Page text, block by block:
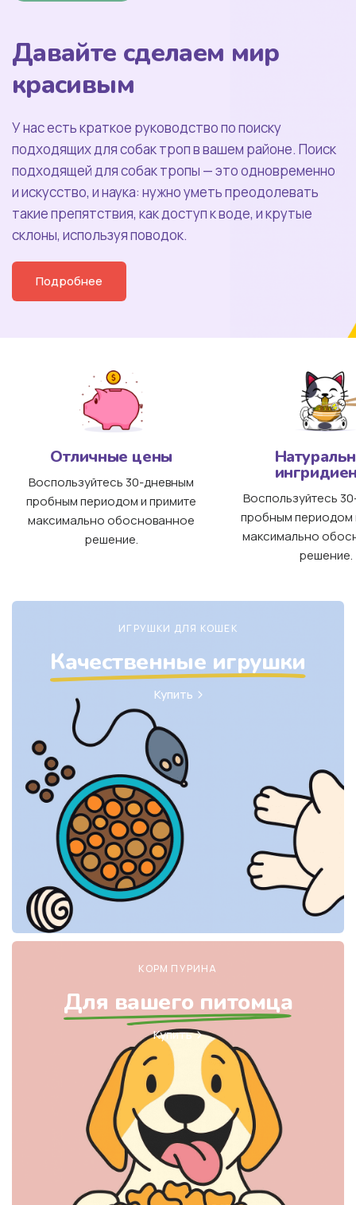
Давайте сделаем мир
красивым
Унасестькраткое руководствопопоиску
подходящихдлясобактропввашем районе. Поиск
подходящейдлясобактропы —этоодновременно
иискусство, инаука: нужноуметьпреодолевать
такиепрепятствия, какдоступкводе, икрутые
склоны, используяповодок.
Подробнее
Отличные цены
Воспользуйтесь 30-дневным
пробным периодом и примите
максимально обоснованное
решение.
Воспользуйтесь
пробным периодом
максимально
решение.
ИГРУШКИ ДЛЯ КОШЕК
Качественные игрушки
Купить
КОРМ ПУРИНА
Для вашего питомца
Купить